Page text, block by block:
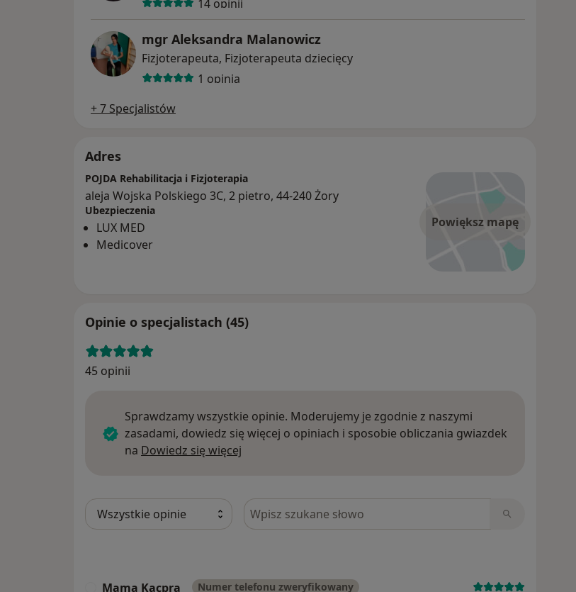
14 opinii
mgr Aleksandra Malanowicz
Fizjoterapeuta, Fizjoterapeuta dziecięcy
1 opinia
+ 7 Specjalistów
Adres
Powiększ mapę
POJDA Rehabilitacja i Fizjoterapia
aleja Wojska Polskiego 3C, 2 pietro, 44-240 Żory
Ubezpieczenia
LUX MED
Medicover
Opinie o specjalistach (45)
45 opinii
Sprawdzamy wszystkie opinie. Moderujemy je zgodnie z naszymi
zasadami, dowiedz się więcej o opiniach i sposobie obliczania gwiazdek
na Dowiedz się więcej
Szukaj w opiniach
Mama Kacpra Numer telefonu zweryfikowany